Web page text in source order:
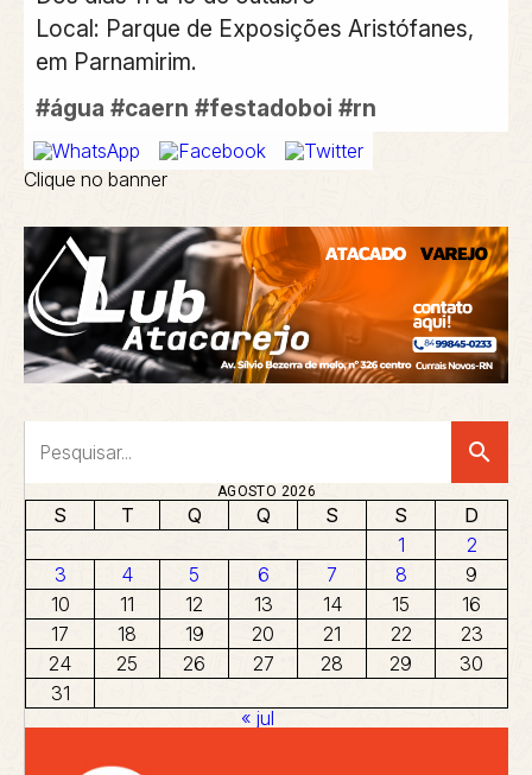
Local: Parque de Exposições Aristófanes,
em Parnamirim.
#água #caern #festadoboi #rn
Clique no banner
search
AGOSTO 2026
S T Q Q S S
D
1
2
3
4 5 6 7 8
9
10
11 12 13 14 15
16
17
18 19 20 21 22
23
24
25 26 27 28 29
30
31
« jul